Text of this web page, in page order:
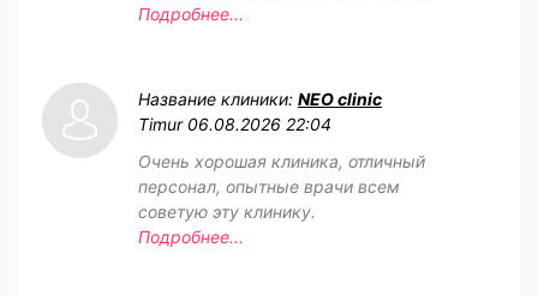
Подробнее...
Название клиники: NEO clinic
Timur 06.08.2026 22:04
Очень хорошая клиника, отличный
персонал, опытные врачи всем
советую эту клинику.
Подробнее...